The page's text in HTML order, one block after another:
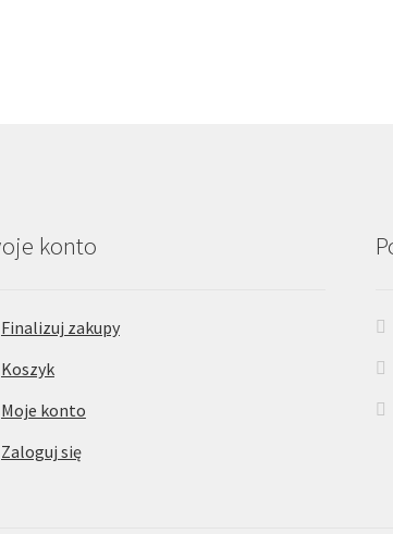
konto
Finalizuj zakupy
Koszyk
Moje konto
Zaloguj się